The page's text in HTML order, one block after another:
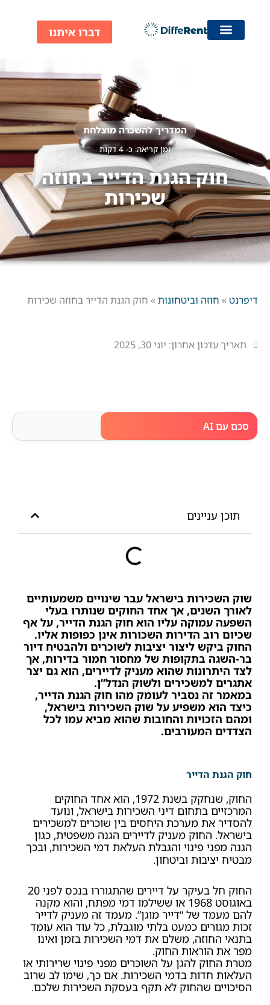
דברו איתנו
המדריך להשכרה מוצלחת
זמן קריאה: כ- 4 דקות
חוק הגנת הדייר בחוזה
שכירות
דיפרנט» חוזה וביטחונות» חוק הגנת הדייר בחוזה שכירות
תאריך עדכון אחרון: יוני 30, 2025
סכם עם AI
תוכן עניינים
שוק השכירות בישראל עבר שינויים משמעותיים
לאורך השנים, אך אחד החוקים שנותרו בעלי
השפעה עמוקה עליו הוא חוק הגנת הדייר, על אף
שכיום רוב הדירות השכורות אינן כפופות אליו.
החוק ביקש ליצור יציבות לשוכרים ולהבטיח דיור
בר-השגה בתקופות של מחסור חמור בדירות, אך
לצד היתרונות שהוא מעניק לדיירים, הוא גם יצר
אתגרים למשכירים ולשוק הנדל”ן.
במאמר זה נסביר לעומק מהו חוק הגנת הדייר,
כיצד הוא משפיע על שוק השכירות בישראל,
ומהם הזכויות והחובות שהוא מביא עמו לכל
הצדדים המעורבים.
חוק הגנת הדייר
החוק, שנחקק בשנת 1972, הוא אחד החוקים
המרכזיים בתחום דיני השכירות בישראל, ונועד
להסדיר את מערכת היחסים בין שוכרים למשכירים
בישראל. החוק מעניק לדיירים הגנה משפטית, כגון
הגנה מפני פינוי והגבלת העלאת דמי השכירות, ובכך
מבטיח יציבות וביטחון.
החוק חל בעיקר על דיירים שהתגוררו בנכס לפני 20
באוגוסט 1968 או ששילמו דמי מפתח, והוא מקנה
להם מעמד של “דייר מוגן”. מעמד זה מעניק לדייר
זכות מגורים כמעט בלתי מוגבלת, כל עוד הוא עומד
בתנאי החוזה, משלם את דמי השכירות בזמן ואינו
מפר את הוראות החוק.
מטרת החוק להגן על השוכרים מפני פינוי שרירותי או
העלאות חדות בדמי השכירות. אם כך, שימו לב שרוב
הסיכויים שהחוק לא תקף בעסקת השכירות שלכם.